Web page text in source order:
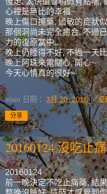
心裡是無比的幸福~
晚上傷口擦藥, 過敏的症狀
那個洞尚未完全癒合, 不過
力的復原當中..
晚上仍睡得不好, 不過一天
晚上阿珠來電關心, 開心~
今天心情真的很好~
elain 日期： 3月 20, 2016 沒
分享
20160124 沒吃止
20160124
前一晚決定不吃止痛藥, 結